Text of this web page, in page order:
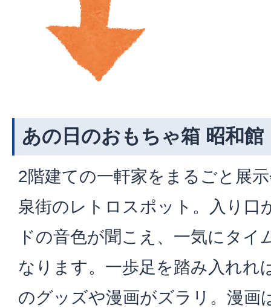
あの日のおもちゃ箱 昭和館
2階建ての一軒家をまるごと展
泉街のレトロスポット。入り口
ドの音色が聞こえ、一気にタ
なります。一歩足を踏み入れれ
のグッズや漫画がズラリ。漫画